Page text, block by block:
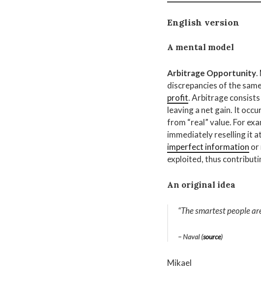
English version
A mental model
Arbitrage Opportunity.
discrepancies of the
profit. Arbitrage
leaving a net gain. It
from “real” value. For
immediately reselling it
imperfect information or
exploited, thus
An original idea
“The smartest people
– Naval (source)
Mikael